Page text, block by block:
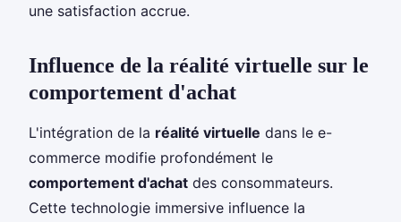
une satisfaction accrue.
Influence de la réalité virtuelle sur le
comportement d'achat
L'intégration de la réalité virtuelle dans le e-
commerce modifie profondément le
comportement d'achat des consommateurs.
Cette technologie immersive influence la